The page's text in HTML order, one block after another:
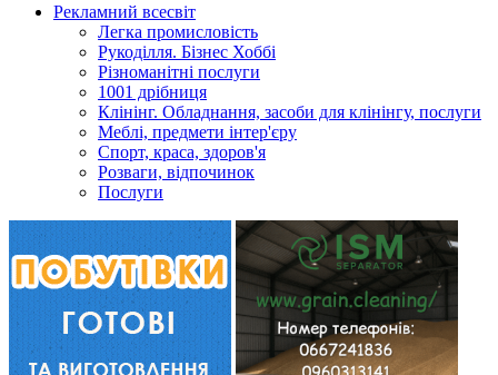
Рекламний всесвіт
Легка промисловість
Рукоділля. Бізнес Хоббі
Різноманітні послуги
1001 дрібниця
Клінінг. Обладнання, засоби для клінінгу, послуги
Меблі, предмети інтер'єру
Спорт, краса, здоров'я
Розваги, відпочинок
Послуги